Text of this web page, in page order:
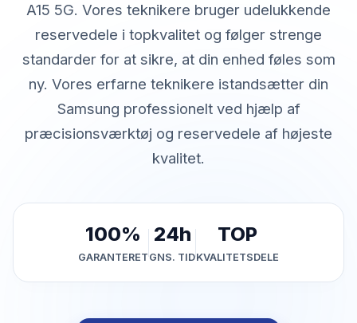
A15 5G. Vores teknikere bruger udelukkende
reservedele i topkvalitet og følger strenge
standarder for at sikre, at din enhed føles som
ny. Vores erfarne teknikere istandsætter din
Samsung professionelt ved hjælp af
præcisionsværktøj og reservedele af højeste
kvalitet.
100%
GARANTERET
24h
GNS. TID
TOP
KVALITETSDELE